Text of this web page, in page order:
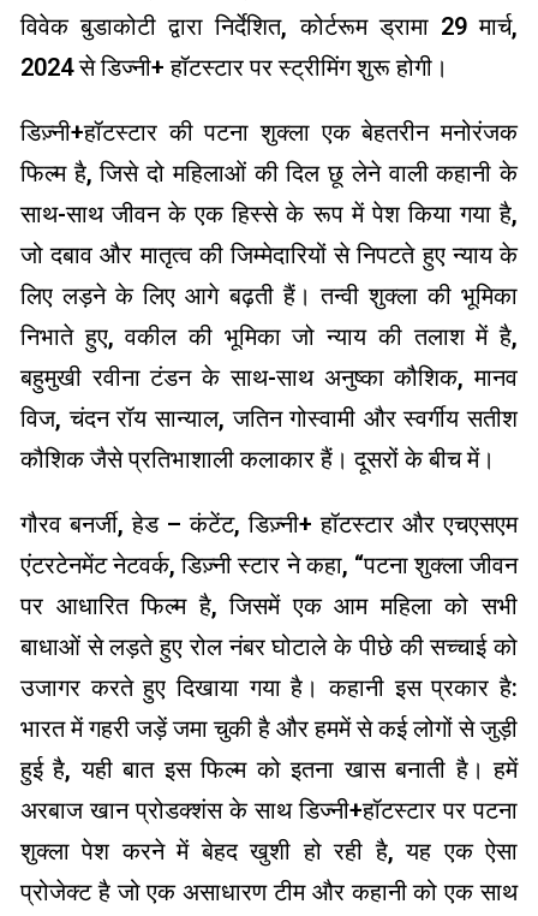
विवेक बुडाकोटी द्वारा निर्देशित, कोर्टरूम ड्रामा 29 मार्च,
2024 से डिज्नी+ हॉटस्टार पर स्ट्रीमिंग शुरू होगी।
डिज़्नी+हॉटस्टार की पटना शुक्ला एक बेहतरीन मनोरंजक
फिल्म है, जिसे दो महिलाओं की दिल छू लेने वाली कहानी के
साथ-साथ जीवन के एक हिस्से के रूप में पेश किया गया है,
जो दबाव और मातृत्व की जिम्मेदारियों से निपटते हुए न्याय के
लिए लड़ने के लिए आगे बढ़ती हैं। तन्वी शुक्ला की भूमिका
निभाते हुए, वकील की भूमिका जो न्याय की तलाश में है,
बहुमुखी रवीना टंडन के साथ-साथ अनुष्का कौशिक, मानव
विज, चंदन रॉय सान्याल, जतिन गोस्वामी और स्वर्गीय सतीश
कौशिक जैसे प्रतिभाशाली कलाकार हैं। दूसरों के बीच में।
गौरव बनर्जी, हेड – कंटेंट, डिज़्नी+ हॉटस्टार और एचएसएम
एंटरटेनमेंट नेटवर्क, डिज़्नी स्टार ने कहा, “पटना शुक्ला जीवन
पर आधारित फिल्म है, जिसमें एक आम महिला को सभी
बाधाओं से लड़ते हुए रोल नंबर घोटाले के पीछे की सच्चाई को
उजागर करते हुए दिखाया गया है। कहानी इस प्रकार है:
भारत में गहरी जड़ें जमा चुकी है और हममें से कई लोगों से जुड़ी
हुई है, यही बात इस फिल्म को इतना खास बनाती है। हमें
अरबाज खान प्रोडक्शंस के साथ डिज्नी+हॉटस्टार पर पटना
शुक्ला पेश करने में बेहद खुशी हो रही है, यह एक ऐसा
प्रोजेक्ट है जो एक असाधारण टीम और कहानी को एक साथ